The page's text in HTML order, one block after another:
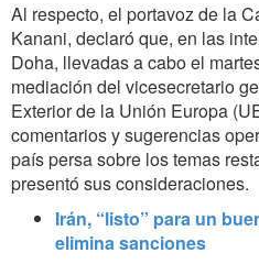
Al respecto, el portavoz de la
Kanani, declaró que, en las
Doha, llevadas a cabo el
mediación del vicesecretario
Exterior de la Unión Europa
comentarios y sugerencias
país persa sobre los temas
presentó sus consideraciones.
Irán, “listo” para un
elimina sanciones